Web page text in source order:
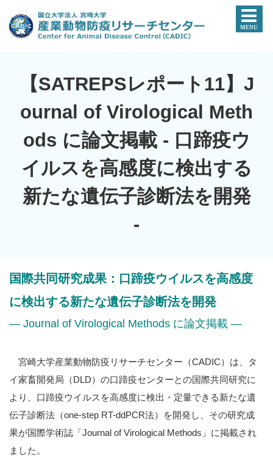
【SATREPSレポート11】J
ournal of Virological Meth
ods に論文掲載 - 口蹄疫ウ
イルスを高感度に検出する
新たな遺伝子診断法を開発
-
国際共同研究成果：口蹄疫ウイルスを高感度
に検出する新たな遺伝子診断法を開発
― Journal of Virological Methods に論文掲載 ―
宮崎大学産業動物防疫リサーチセンター（CADIC）は、タ
イ家畜開発局（DLD）の口蹄疫センターとの国際共同研究に
より、口蹄疫ウイルスを高感度に検出・定量できる新たな遺
伝子診断法（one-step RT-ddPCR法）を開発し、その研究成
果が国際学術誌「Journal of Virological Methods」に掲載され
ました。